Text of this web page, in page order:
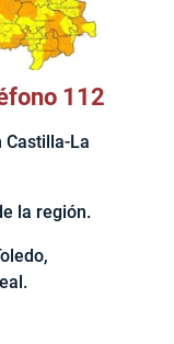
112
Castilla-La
la región.